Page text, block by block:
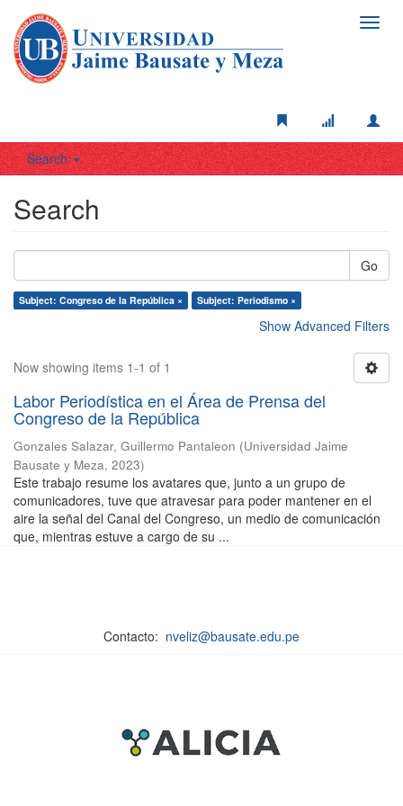
Search
Search
Go
Subject: Congreso de la República × Subject: Periodismo ×
Show Advanced Filters
Now showing items 1-1 of 1
Labor Periodística en el Área de Prensa del
Congreso de la República
Gonzales Salazar, Guillermo Pantaleon (Universidad Jaime
Bausate y Meza, 2023)
Este trabajo resume los avatares que, junto a un grupo de
comunicadores, tuve que atravesar para poder mantener en el
aire la señal del Canal del Congreso, un medio de comunicación
que, mientras estuve a cargo de su ...
Contacto: nveliz@bausate.edu.pe